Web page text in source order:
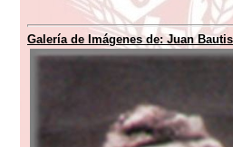
Galería de Imágenes de:Juan